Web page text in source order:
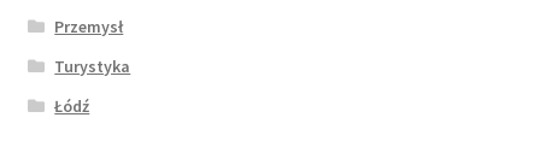
Przemysł
Turystyka
Łódź